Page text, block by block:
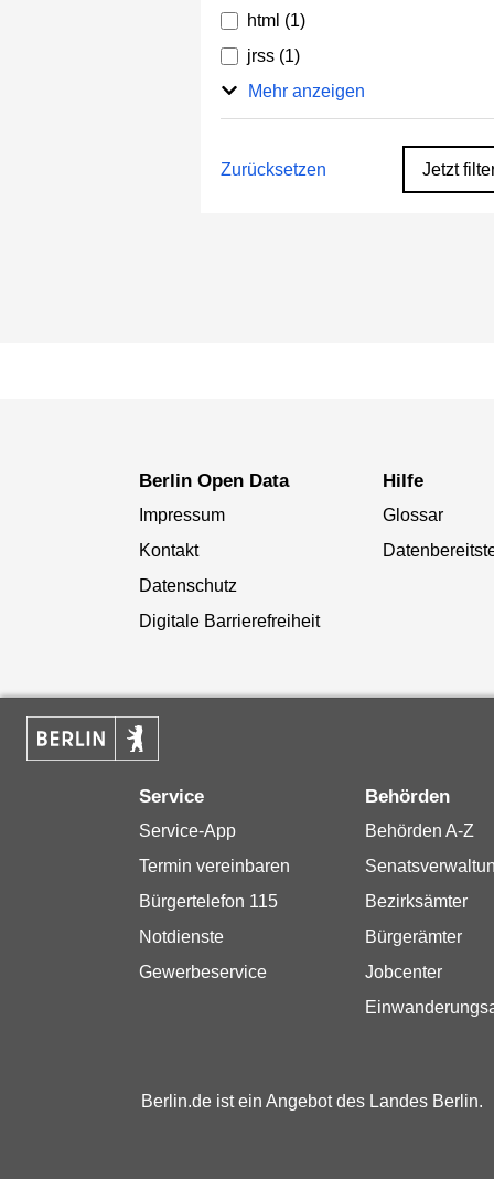
html (1)
jrss (1)
Mehr anzeigen
Zurücksetzen Jetzt
Berlin Open Data
Impressum
Kontakt
Datenschutz
Digitale Barrierefreiheit
Hilfe
Glossar
Service
Service-App
Termin vereinbaren
Bürgertelefon 115
Notdienste
Gewerbeservice
Behörden
Behörden A-Z
Bezirksämter
Bürgerämter
Jobcenter
Berlin.de ist ein Angebot des Landes Berlin.